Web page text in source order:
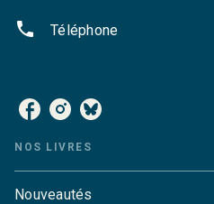
phone Téléphone
NOS LIVRES
Nouveautés